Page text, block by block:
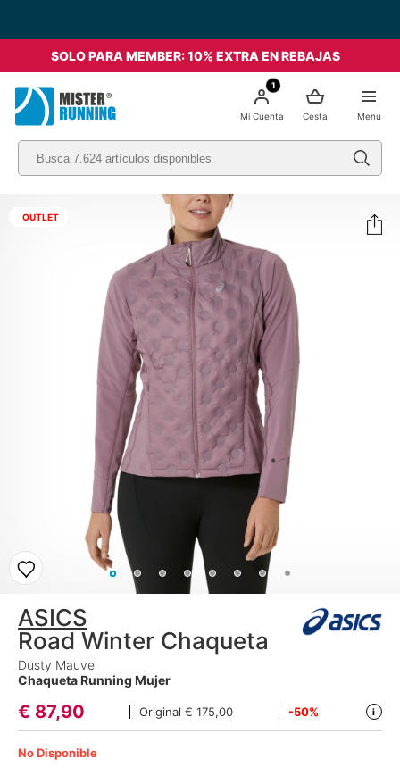
SOLO PARA MEMBER: 10% EXTRA EN REBAJAS
Menu
Cesta
1
Mi Cuenta
OUTLET
ASICS
Road Winter Chaqueta
Dusty Mauve
Chaqueta Running Mujer
€ 87,90 Original€ 175,00 -50% i
No Disponible